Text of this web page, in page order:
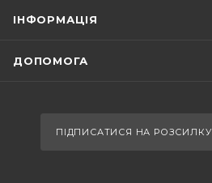
ІНФОРМАЦІЯ
ДОПОМОГА
ПІДПИСАТИСЯ НА РОЗСИЛКУ